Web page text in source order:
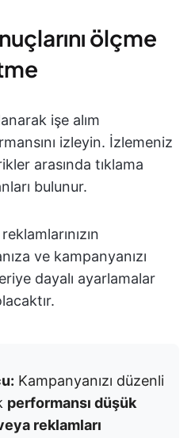
ölçme
işe alım
izleyin. İzlemeniz
arasında tıklama
bulunur.
ve kampanyanızı
dayalı ayarlamalar
Kampanyanızı düzenli
performansı düşük
reklamları